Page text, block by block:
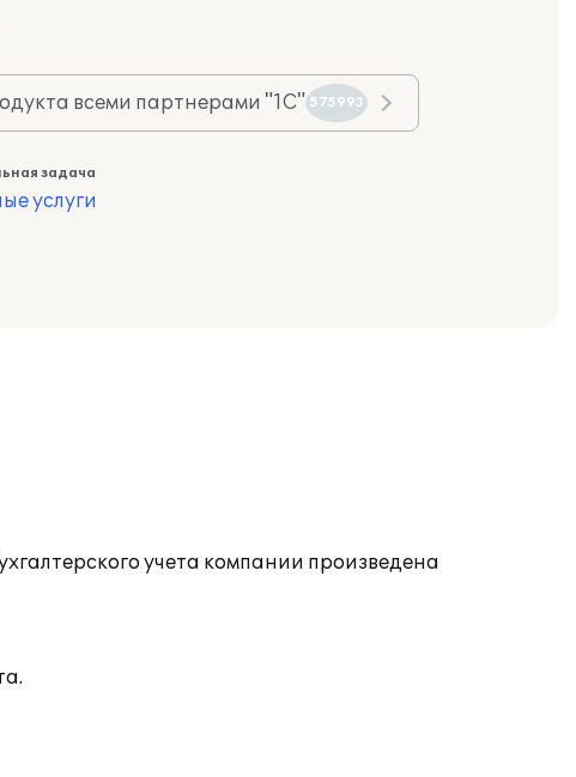
всеми партнерами "1С" 575993
задача
услуги
учета компании произведена